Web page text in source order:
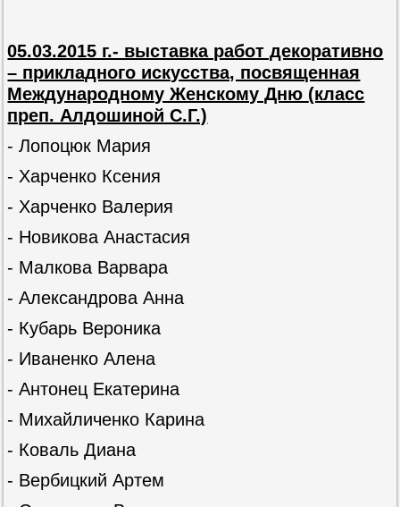
05.03.2015 г.- выставка работ декоративно
– прикладного искусства, посвященная
Международному Женскому Дню (класс
преп. Алдошиной С.Г.)
- Лопоцюк Мария
- Харченко Ксения
- Харченко Валерия
- Новикова Анастасия
- Малкова Варвара
- Александрова Анна
- Кубарь Вероника
- Иваненко Алена
- Антонец Екатерина
- Михайличенко Карина
- Коваль Диана
- Вербицкий Артем